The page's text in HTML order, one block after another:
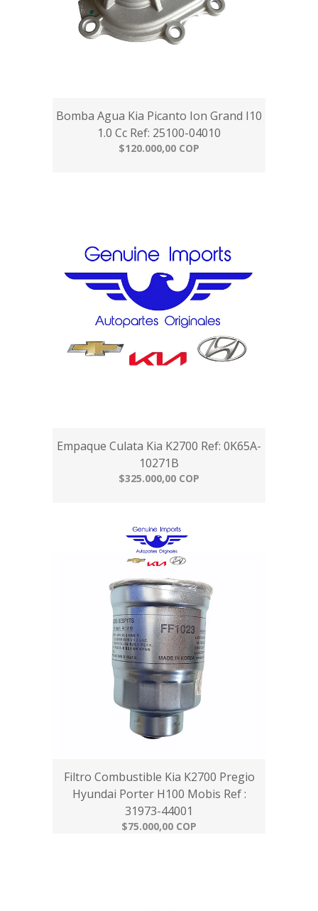
Bomba Agua Kia Picanto Ion Grand I10
1.0 Cc Ref: 25100-04010
$120.000,00 COP
Empaque Culata Kia K2700 Ref: 0K65A-
10271B
$325.000,00 COP
Filtro Combustible Kia K2700 Pregio
Hyundai Porter H100 Mobis Ref :
31973-44001
$75.000,00 COP